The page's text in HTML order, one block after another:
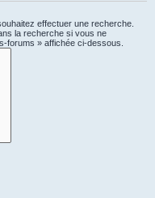
effectuer une recherche.
la recherche si vous ne
forums » affichée ci-dessous.